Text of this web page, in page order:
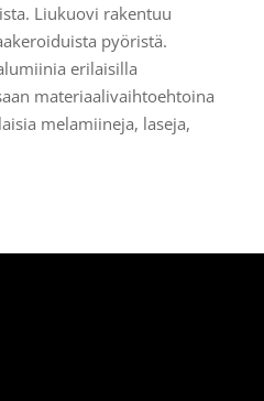
Liukuovi rakentuu
pyöristä.
erilaisilla
materiaalivaihtoehtoina
melamiineja, laseja,